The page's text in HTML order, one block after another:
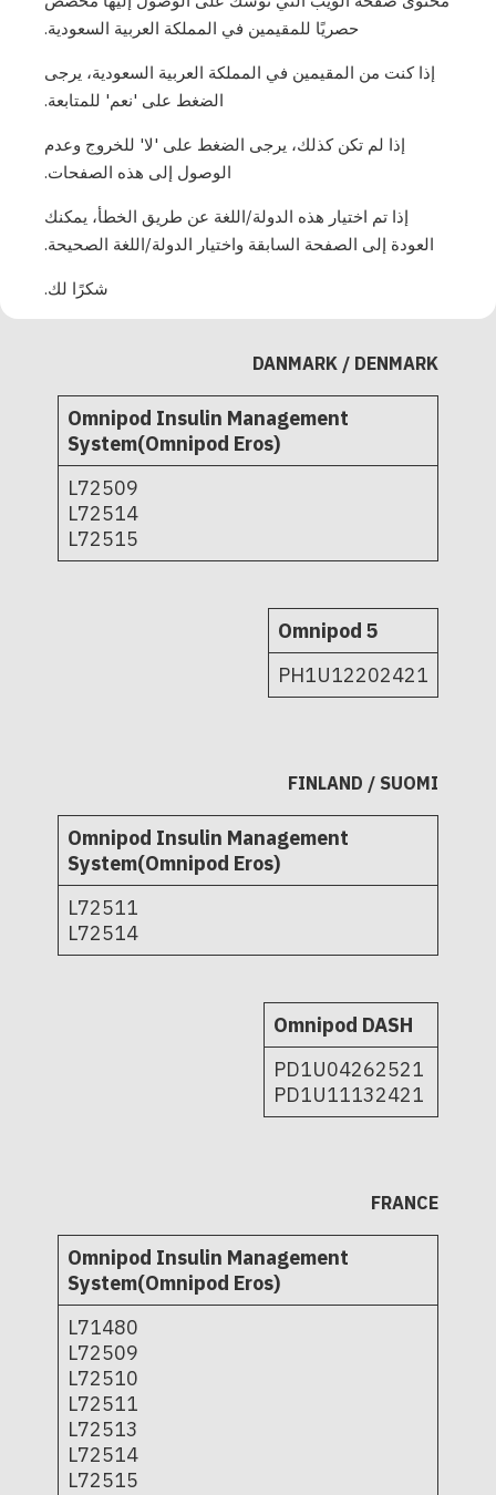
PD1U11122521
Omnipod Insulin
Management
pack and single
tray
ZXR420
POD-ZXR425
L72516
DANMARK / DENMARK
Omnipod Insulin Management
System(Omnipod Eros)
L72509
L72514
L72515
Omnipod 5
PH1U12202421
FINLAND / SUOMI
Omnipod Insulin Management
System(Omnipod Eros)
L72511
L72514
Omnipod DASH
PD1U04262521
PD1U11132421
FRANCE
Omnipod Insulin Management
System(Omnipod Eros)
L71480
L72509
L72510
L72511
L72513
L72514
L72515
حصريًا للمقيمين في المملكة العربية السعودية.
إذا كنت من المقيمين في المملكة العربية السعودية، يرجى
الضغط على 'نعم' للمتابعة.
إذا لم تكن كذلك، يرجى الضغط على 'لا' للخروج وعدم
الوصول إلى هذه الصفحات.
إذا تم اختيار هذه الدولة/اللغة عن طريق الخطأ، يمكنك
العودة إلى الصفحة السابقة واختيار الدولة/اللغة الصحيحة.
شكرًا لك.